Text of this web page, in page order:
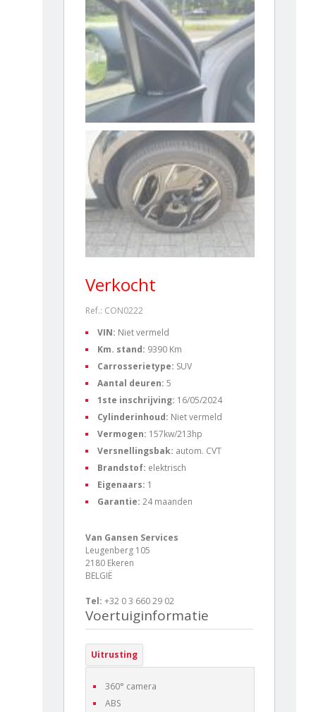
Verkocht
Ref.: CON0222
VIN: Niet vermeld
Km. stand: 9390 Km
Carrosserietype: SUV
Aantal deuren: 5
1ste inschrijving: 16/05/2024
Cylinderinhoud: Niet vermeld
Vermogen: 157kw/213hp
Versnellingsbak: autom. CVT
Brandstof: elektrisch
Eigenaars: 1
Garantie: 24 maanden
Van Gansen Services
Leugenberg 105
2180 Ekeren
BELGIË
Tel: +32 0 3 660 29 02
Voertuiginformatie
Uitrusting
360° camera
ABS